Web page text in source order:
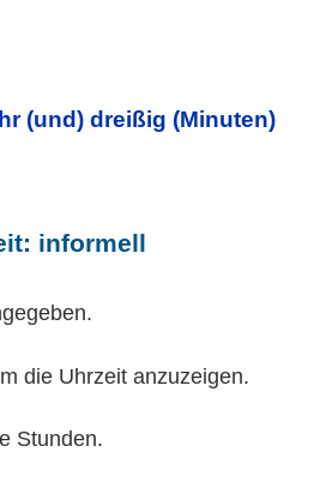
(und) dreißig (Minuten)
informell
die Uhrzeit anzuzeigen.
Stunden.